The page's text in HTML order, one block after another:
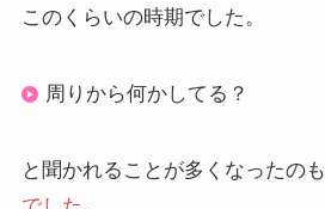
このくらいの時期でした。
周りから何かしてる？
と聞かれることが多くなったのも